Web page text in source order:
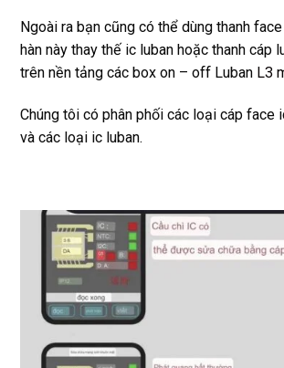
Ngoài ra bạn cũng có thể dùng thanh
hàn này thay thế ic luban hoặc thanh cáp
trên nền tảng các box on – off Luban L3
Chúng tôi có phân phối các loại cáp face
và các loại ic luban.